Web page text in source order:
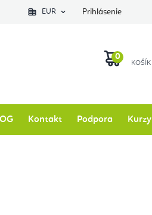
EUR Prihlásenie
KOŠÍK
Kontakt Podpora Kurzy